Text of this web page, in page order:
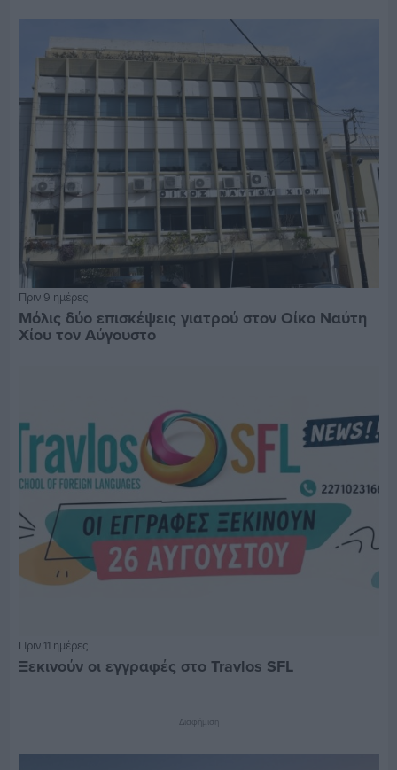
Πριν 9 ημέρες
Μόλις δύο επισκέψεις γιατρού στον Οίκο Ναύτη
Χίου τον Αύγουστο
Πριν 11 ημέρες
Ξεκινούν οι εγγραφές στο Travlos SFL
Διαφήμιση